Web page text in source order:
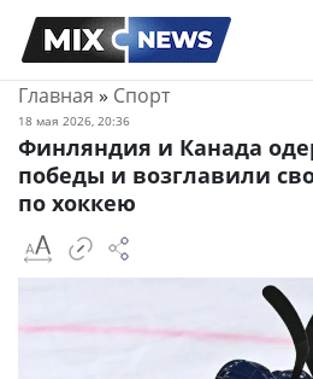
Главная » Спорт
18 мая 2026, 20:36
Финляндия и Канада
победы и возглавили
по хоккею